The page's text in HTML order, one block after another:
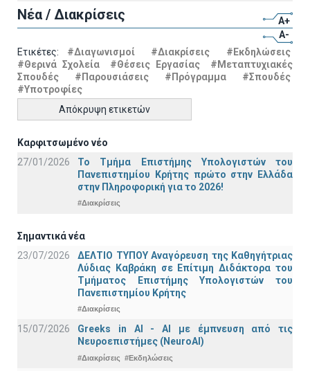
Νέα / Διακρίσεις
A+
A-
Ετικέτες: #Διαγωνισμοί #Διακρίσεις
#Εκδηλώσεις
#Θερινά Σχολεία
#Θέσεις Εργασίας
#Μεταπτυχιακές
Σπουδές
#Παρουσιάσεις #Πρόγραμμα
#Σπουδές
#Υποτροφίες
Απόκρυψη ετικετών
Καρφιτσωμένο νέο
27/01/2026
Το Τμήμα Επιστήμης Υπολογιστών του
Πανεπιστημίου Κρήτης πρώτο στην Ελλάδα
στην Πληροφορική για το 2026!
#Διακρίσεις
Σημαντικά νέα
23/07/2026
ΔΕΛΤΙΟ ΤΥΠΟΥ Αναγόρευση της Καθηγήτριας
Λύδιας Καβράκη σε Επίτιμη Διδάκτορα του
Τμήματος Επιστήμης Υπολογιστών του
Πανεπιστημίου Κρήτης
#Διακρίσεις
15/07/2026
Greeks in AI - ΑΙ με έμπνευση από τις
Νευροεπιστήμες (NeuroAI)
#Διακρίσεις #Εκδηλώσεις